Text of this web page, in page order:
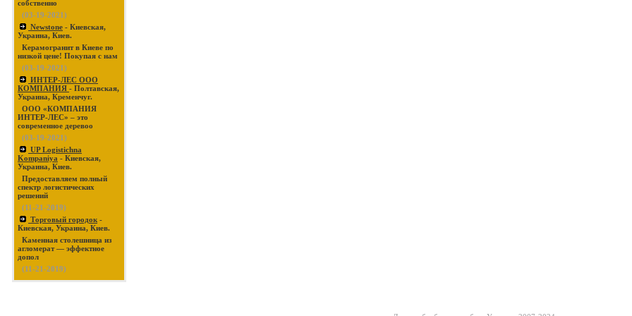
собственно
(03-19-2021)
Newstone - Киевская,
Украина, Киев.
Керамогранит в Киеве по
низкой цене! Покупая с нам
(03-19-2021)
ИНТЕР-ЛЕС ООО
КОМПАНИЯ - Полтавская,
Украина, Кременчуг.
ООО «КОМПАНИЯ
ИНТЕР-ЛЕС» – это
современное деревоо
(03-19-2021)
UP Logistichna
Kompaniya - Киевская,
Украина, Киев.
Предоставляем полный
спектр логистических
решений
(11-21-2019)
Торговый городок -
Киевская, Украина, Киев.
Каменная столешница из
агломерат — эффектное
допол
(11-21-2019)